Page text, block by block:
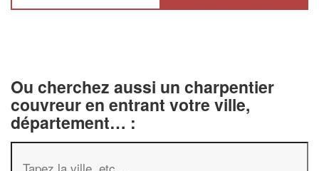
Ou cherchez aussi un charpentier
couvreur en entrant votre ville,
département… :